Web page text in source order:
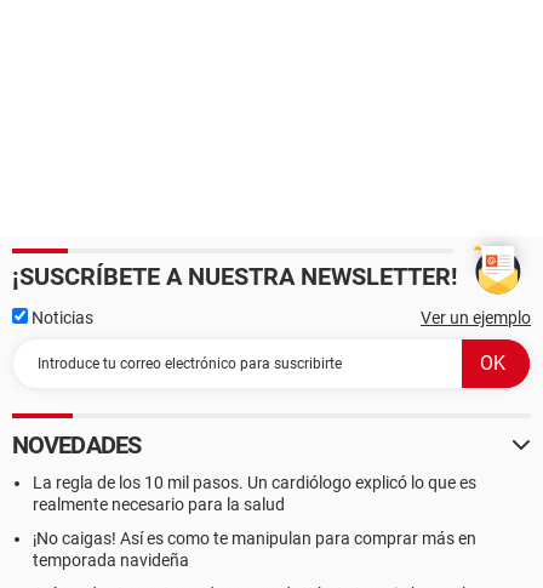
¡SUSCRÍBETE A NUESTRA NEWSLETTER!
Noticias Ver un ejemplo
NOVEDADES
La regla de los 10 mil pasos. Un cardiólogo explicó lo que es
realmente necesario para la salud
¡No caigas! Así es como te manipulan para comprar más en
temporada navideña